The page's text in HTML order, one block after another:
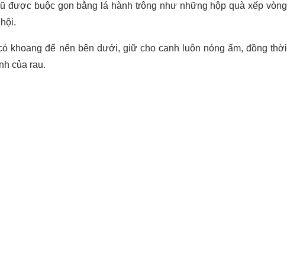
được buộc gọn bằng lá hành trông như những hộp quà xếp vòng
khoang để nến bên dưới, giữ cho canh luôn nóng ấm, đồng thời
của rau.